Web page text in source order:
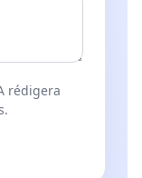
rédigera